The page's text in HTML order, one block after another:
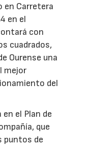
en Carretera
en el
con
cuadrados,
Ourense una
mejor
del
el Plan de
que
puntos de